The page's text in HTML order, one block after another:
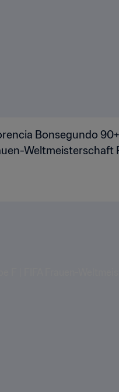
Bonsegundo
Weltmeisterschaft